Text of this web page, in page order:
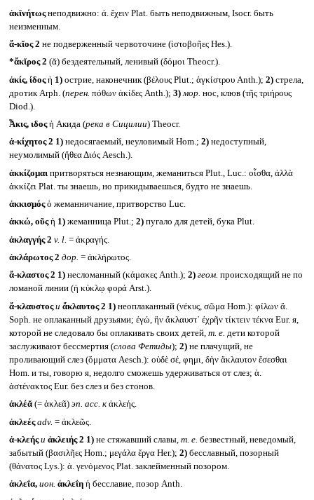
ἀκῑνήτωςнеподвижно: ἀ. ἔχειν Plat. быть неподвижным, Isocr. быть
неизменным.
ἄ-κῐος 2 не подверженный червоточине (ἱστοβοῆες Hes.).
*ἄκῐρος 2 (ᾰ) бездеятельный, ленивый (δόμοι Theocr.).
ἀκίς, ίδοςἡ 1)острие, наконечник (βέλους Plut.; ἀγκίστρου Anth.); 2)стрела,
дротик Arph. (перен. πόθων ἀκίδες Anth.); 3) мор. нос, клюв (τῆς τριήρους
Diod.).
Ἆκις, ιδοςἡ Акида (река в Сицилии) Theocr.
ἀ-κίχητος 2 1)недосягаемый, неуловимый Hom.; 2)недоступный,
неумолимый (ἤθεα Διός Aesch.).
ἀκκίζομαι притворяться незнающим, жеманиться Plut., Luc.: οἶσθα, ἀλλὰ
ἀκκίζει Plat. ты знаешь, но прикидываешься, будто не знаешь.
ἀκκισμόςὁ жеманничание, притворство Luc.
ἀκκώ, οῦςἡ 1)жеманница Plut.; 2)пугало для детей, бука Plut.
ἀκλαγγής 2 v. l. = ἀκραγής.
ἀκλάρωτος 2 дор. = ἀκλήρωτος.
ἄ-κλαστος 2 1)несломанный (κάμακες Anth.); 2) геом. происходящий не по
ломаной линии (ἡ κύκλῳ φορά Arst.).
ἄ-κλαυστοςи ἄκλαυτος 2 1)неоплаканный (νέκυς, σῶμα Hom.): φίλων ἄ.
Soph. не оплаканный друзьями; ἐγώ, ἣν ἄκλαυστ᾽ ἐχρῆν τίκτειν τέκνα Eur. я,
которой не следовало бы оплакивать своих детей, т. е. дети которой
заслуживают бессмертия (слова Фетиды); 2)не плачущий, не
проливающий слез (ὄμματα Aesch.): οὐδὲ σέ, φημι, δὴν ἄκλαυτον ἔσεσθαι
Hom. и ты, говорю я, недолго сможешь удерживаться от слез; ἀ.
ἀστένακτος Eur. без слез и без стонов.
ἀκλέᾰ (= ἀκλεᾶ)эп. acc. кἀκλεής.
ἀκλεές adv. = ἀκλεῶς.
ἀ-κλεήςи ἀκλειής 2 1)не стяжавший славы, т. е. безвестный, неведомый,
забытый (βασιλῆες Hom.; μεγάλα ἔργα Her.); 2)бесславный, позорный
(θάνατος Lys.): ἀ. γενόμενος Plat. заклейменный позором.
ἀκλεΐα, ион. ἀκλεΐηἡ бесславие, позор Anth.